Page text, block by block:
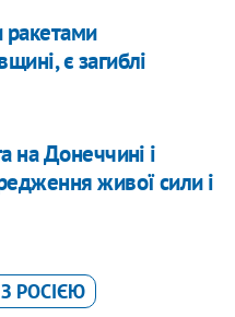
ракетами
є загиблі
на Донеччині і
живої сили і
РОСІЄЮ